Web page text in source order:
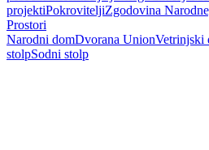
projektiPokroviteljiZgodovina
Prostori
Narodni domDvorana UnionVetrinjski
stolpSodni stolp